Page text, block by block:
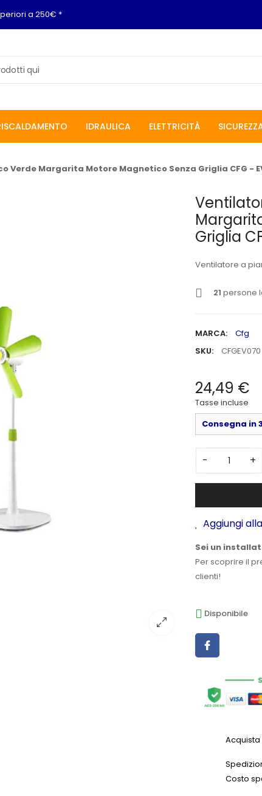
a 250€ *
IDRAULICA ELETTRICITÀ
Verde Margarita Motore Magnetico Senza Griglia CFG -
Griglia
Ventilatore a
21 persone
MARCA:
Cfg
SKU:
CFGEV070
24,49 €
Tasse incluse
Consegna in
- +
Aggiungi
Sei un
Per scoprire il
clienti!
Disponibile
Costo